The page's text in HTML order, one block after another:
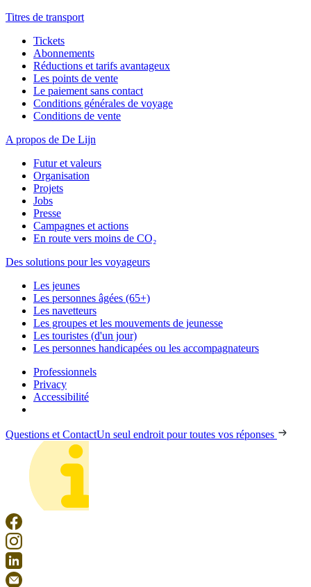
Titres de transport
Tickets
Abonnements
Réductions et tarifs avantageux
Les points de vente
Le paiement sans contact
Conditions générales de voyage
Conditions de vente
A propos de De Lijn
Futur et valeurs
Organisation
Projets
Jobs
Presse
Campagnes et actions
En route vers moins de CO₂
Des solutions pour les voyageurs
Les jeunes
Les personnes âgées (65+)
Les navetteurs
Les groupes et les mouvements de jeunesse
Les touristes (d'un jour)
Les personnes handicapées ou les accompagnateurs
Professionnels
Privacy
Accessibilité
Questions et ContactUn seul endroit pour toutes vos réponses